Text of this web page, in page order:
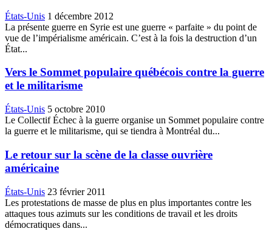
États-Unis 1 décembre 2012
La présente guerre en Syrie est une guerre « parfaite » du point de
vue de l’impérialisme américain. C’est à la fois la destruction d’un
État...
Vers le Sommet populaire québécois contre la guerre
et le militarisme
États-Unis 5 octobre 2010
Le Collectif Échec à la guerre organise un Sommet populaire contre
la guerre et le militarisme, qui se tiendra à Montréal du...
Le retour sur la scène de la classe ouvrière
américaine
États-Unis 23 février 2011
Les protestations de masse de plus en plus importantes contre les
attaques tous azimuts sur les conditions de travail et les droits
démocratiques dans...